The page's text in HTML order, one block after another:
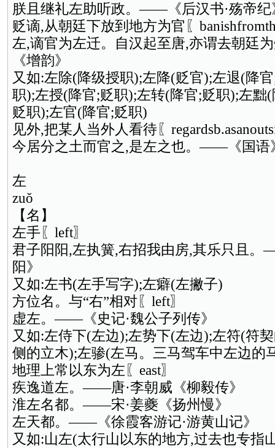
朕且继礼左助听政。——《后汉书·殇帝纪
贬谪,从朝廷下放到地方为官〖
左,谪官为左迁。自汉起至唐,亦谓去朝廷
《增韵》
又如:左除(降级授职);左降(贬官);左退(降
职);左授(降官;贬职);左转(降官;贬职);左黜
贬职);左官(降官;贬职)
见外,把某人当外人看待〖
今居分之土而官之,是左之也。——《国语
左
zuǒ
【名】
左手〖left〗
君子阳阳,左执簧,右招我由房,其乐只且。
阳》
又如:左书(左手写字);左癖(左撇子)
方位名。与“右”相对〖left〗
虚左。——《史记·魏公子列传》
又如:左侍下(左边);左势下(左边);左符(符
侧的立木);左骖(左马。三马驾车中左边的
地理上常以东为左〖east〗
疾逸道左。——唐·李朝威《柳毅传》
淮左名都。——宋·姜夔《扬州慢》
左天都。——《徐霞客游记·游黄山记》
又如:山左(太行山以东的地方,过去也专指